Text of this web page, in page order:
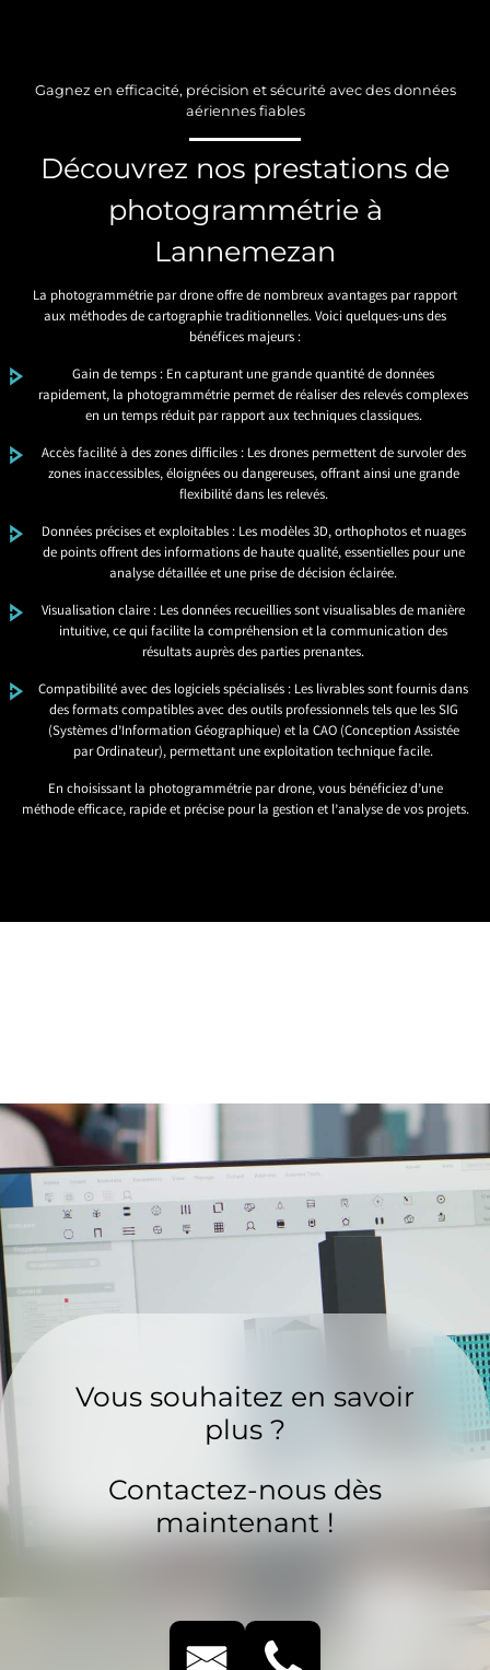
Gagnez en efficacité, précision et sécurité avec des données
aériennes fiables
Découvrez nos prestations de
photogrammétrie à
Lannemezan
La photogrammétrie par drone offre de nombreux avantages par rapport
aux méthodes de cartographie traditionnelles. Voici quelques-uns des
bénéfices majeurs :
Gain de temps : En capturant une grande quantité de données
rapidement, la photogrammétrie permet de réaliser des relevés complexes
en un temps réduit par rapport aux techniques classiques.
Accès facilité à des zones difficiles : Les drones permettent de survoler des
zones inaccessibles, éloignées ou dangereuses, offrant ainsi une grande
flexibilité dans les relevés.
Données précises et exploitables : Les modèles 3D, orthophotos et nuages
de points offrent des informations de haute qualité, essentielles pour une
analyse détaillée et une prise de décision éclairée.
Visualisation claire : Les données recueillies sont visualisables de manière
intuitive, ce qui facilite la compréhension et la communication des
résultats auprès des parties prenantes.
Compatibilité avec des logiciels spécialisés : Les livrables sont fournis dans
des formats compatibles avec des outils professionnels tels que les SIG
(Systèmes d’Information Géographique) et la CAO (Conception Assistée
par Ordinateur), permettant une exploitation technique facile.
En choisissant la photogrammétrie par drone, vous bénéficiez d’une
méthode efficace, rapide et précise pour la gestion et l’analyse de vos projets.
Vous souhaitez en savoir
plus ?
Contactez-nous dès
maintenant !